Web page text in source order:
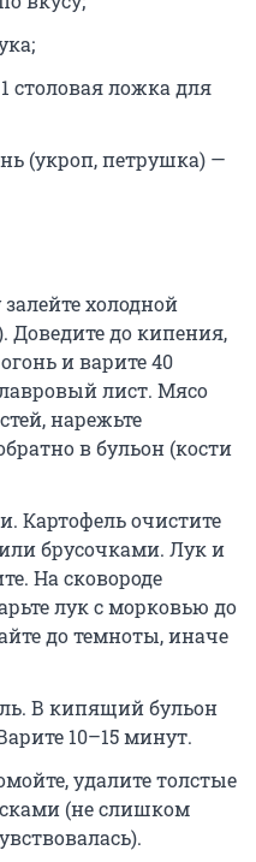
столовая ложка для
(укроп, петрушка) —
холодной
Доведите до кипения,
и варите 40
лист. Мясо
нарежьте
в бульон (кости
Картофель очистите
брусочками. Лук и
На сковороде
лук с морковью до
до темноты, иначе
В кипящий бульон
10–15 минут.
удалите толстые
(не слишком